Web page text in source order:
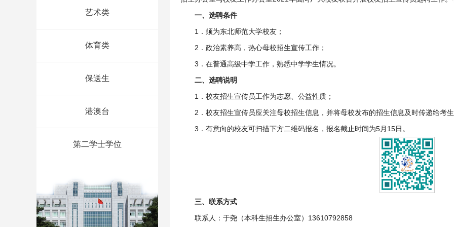
艺术类
体育类
保送生
港澳台
第二学士学位
一、选聘条件
1．须为东北师范大学校友；
2．政治素养高，热心母校招生宣传工作；
3．在普通高级中学工作，熟悉中学学生情况。
二、选聘说明
1．校友招生宣传员工作为志愿、公益性质；
2．校友招生宣传员应关注母校招生信息，并将母校发布的招生信息及时传递给考生
3．有意向的校友可扫描下方二维码报名，报名截止时间为5月15日。
三、联系方式
联系人：于尧（本科生招生办公室）13610792858